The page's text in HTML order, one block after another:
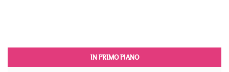
IN PRIMO PIANO